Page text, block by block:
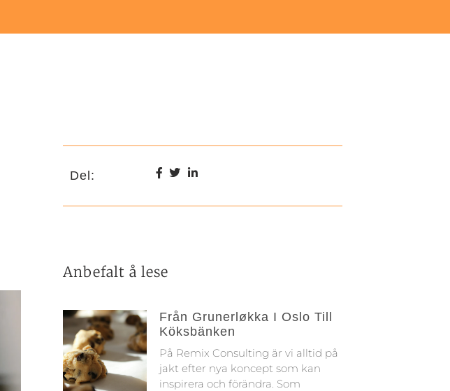
Del:
Anbefalt å lese
Från Grunerløkka I Oslo Till
Köksbänken
På Remix Consulting är vi alltid på
jakt efter nya koncept som kan
inspirera och förändra. Som